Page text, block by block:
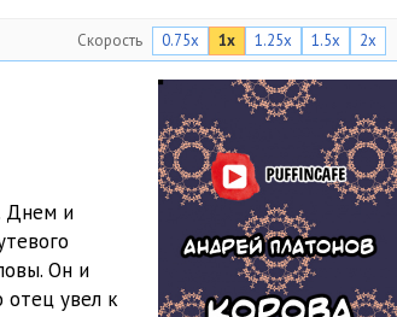
Скорость 0.75x 1x 1.25x 1.5x 2x
Днем и
Он и
отец увел к